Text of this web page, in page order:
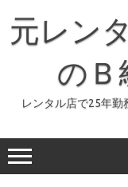
元レン
のＢ
レンタル店で25年